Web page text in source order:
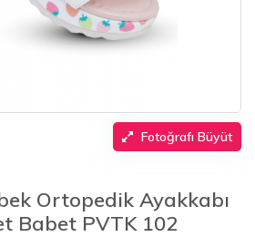
Fotoğrafı Büyüt
Ortopedik Ayakkabı
Babet PVTK 102